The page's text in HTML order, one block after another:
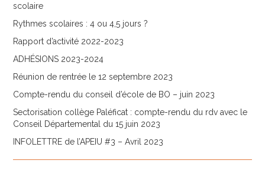
scolaire
Rythmes scolaires : 4 ou 4,5 jours ?
Rapport d’activité 2022-2023
ADHÉSIONS 2023-2024
Réunion de rentrée le 12 septembre 2023
Compte-rendu du conseil d’école de BO – juin 2023
Sectorisation collège Paléficat : compte-rendu du rdv avec le
Conseil Départemental du 15 juin 2023
INFOLETTRE de l’APEIU #3 – Avril 2023